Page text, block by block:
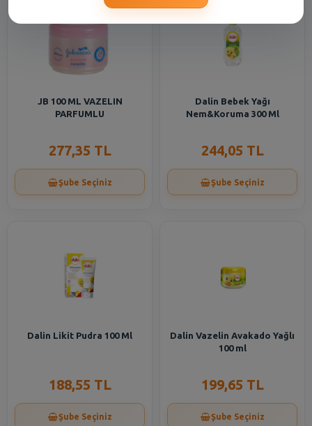
JB 100 ML VAZELIN
PARFUMLU
277,35 TL
Şube Seçiniz
Dalin Bebek Yağı
Nem&Koruma 300 Ml
244,05 TL
Şube Seçiniz
Dalin Likit Pudra 100 Ml
188,55 TL
Şube Seçiniz
Dalin Vazelin Avakado Yağlı
100 ml
199,65 TL
Şube Seçiniz